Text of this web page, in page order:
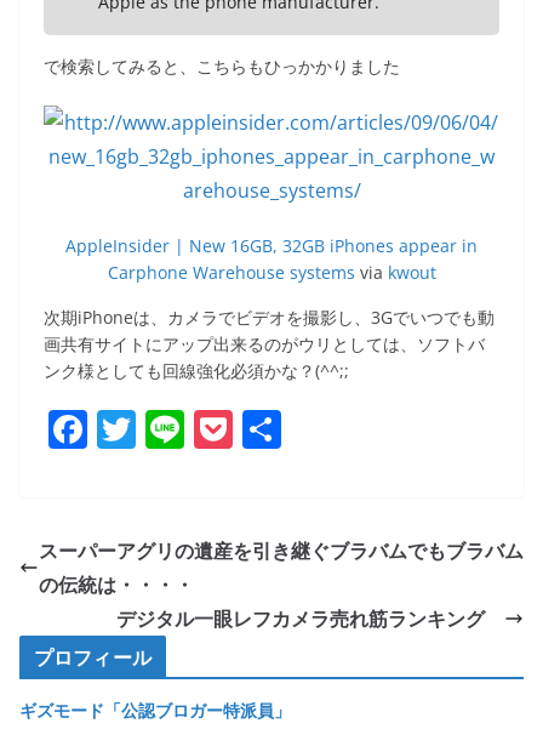
で検索してみると、こちらもひっかかりました
AppleInsider | New 16GB, 32GB iPhones appear in
Carphone Warehouse systems via kwout
次期iPhoneは、カメラでビデオを撮影し、3Gでいつでも動
画共有サイトにアップ出来るのがウリとしては、ソフトバ
ンク様としても回線強化必須かな？(^^;;
F
e
b
o
o
k
T
er
Li P
et
スーパーアグリの遺産を引き継ぐブラバムでもブラバム
の伝統は・・・・
デジタル一眼レフカメラ売れ筋ランキング
プロフィール
ギズモード「公認ブロガー特派員」